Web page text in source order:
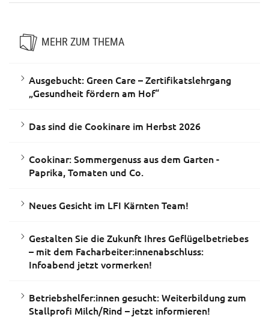
MEHR ZUM THEMA
Ausgebucht: Green Care – Zertifikatslehrgang
„Gesundheit fördern am Hof“
Das sind die Cookinare im Herbst 2026
Cookinar: Sommergenuss aus dem Garten -
Paprika, Tomaten und Co.
Neues Gesicht im LFI Kärnten Team!
Gestalten Sie die Zukunft Ihres Geflügelbetriebes
– mit dem Facharbeiter:innenabschluss:
Infoabend jetzt vormerken!
Betriebshelfer:innen gesucht: Weiterbildung zum
Stallprofi Milch/Rind – jetzt informieren!